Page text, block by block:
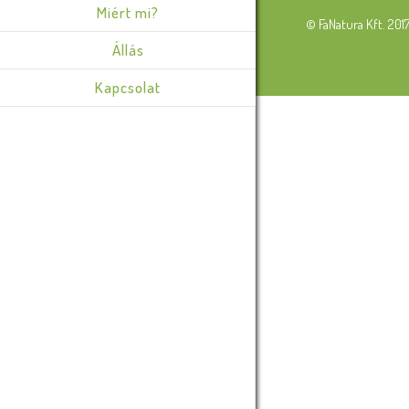
Miért mi?
Állás
Kapcsolat
© FaNatura Kft.